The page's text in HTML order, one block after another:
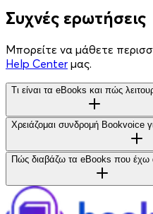
Συχνές ερωτήσεις
Μπορείτε να μάθετε
Help Center μας.
Τι είναι τα eBooks και πώς
Χρειάζομαι συνδρομή Bookvoice
Πώς διαβάζω τα eBooks που έχω